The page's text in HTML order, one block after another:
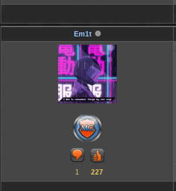
Em1t
1 227